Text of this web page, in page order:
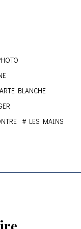
BLANCHE
LES MAINS